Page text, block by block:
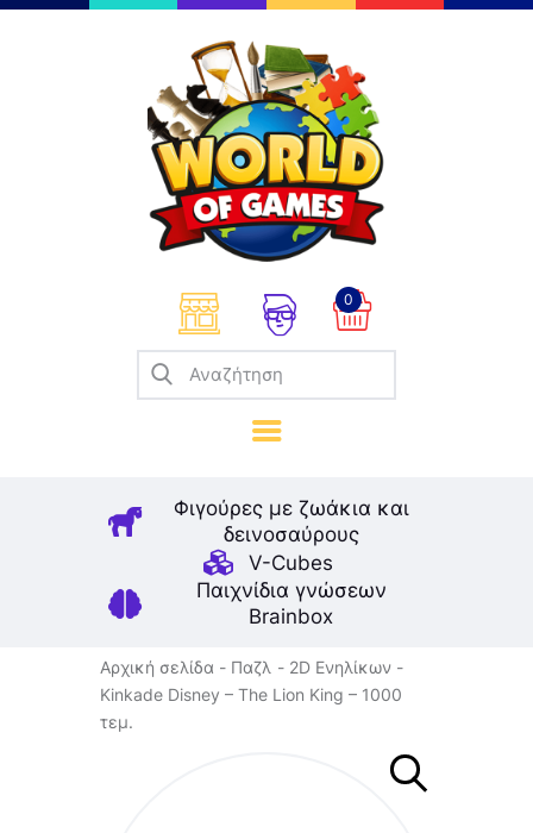
0
Φιγούρες με ζωάκια και
δεινοσαύρους
V-Cubes
Παιχνίδια γνώσεων
Brainbox
Επιτραπέζια
Παζλ
Παιχνίδια Καρτών
Σπαζοκεφαλιές
Κατασκευές
Καλλιτεχνικά
Μοντελισμός
Βιβλία
Παιχνίδια Ρόλων
Αρχική σελίδα Παζλ
2D Ενηλίκων
Kinkade Disney – The Lion King – 1000
τεμ.